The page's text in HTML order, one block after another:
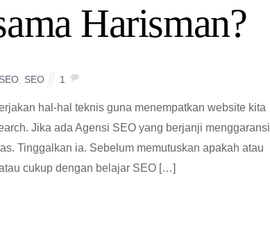
Harisman?
SEO 1
hal-hal teknis guna menempatkan website kita
Jika ada Agensi SEO yang berjanji menggaransi
Tinggalkan ia. Sebelum memutuskan apakah atau
cukup dengan belajar SEO […]